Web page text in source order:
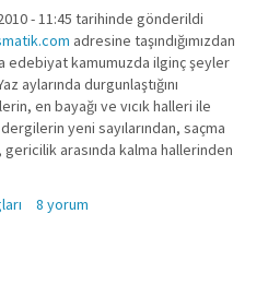
- 11:45 tarihinde gönderildi
adresine taşındığımızdan
edebiyat kamumuzda ilginç şeyler
aylarında durgunlaştığını
en bayağı ve vıcık halleri ile
dergilerin yeni sayılarından, saçma
arasında kalma hallerinden
8 yorum